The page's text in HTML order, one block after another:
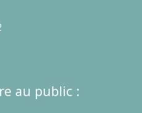
au public :